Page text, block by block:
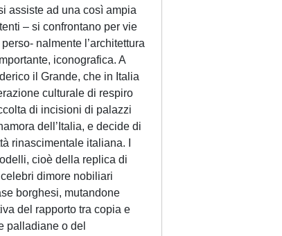
assiste ad una così ampia
– si confrontano per vie
nalmente l’architettura
iconografica. A
il Grande, che in Italia
culturale di respiro
di incisioni di palazzi
dell’Italia, e decide di
rinascimentale italiana. I
cioè della replica di
dimore nobiliari
borghesi, mutandone
del rapporto tra copia e
palladiane o del